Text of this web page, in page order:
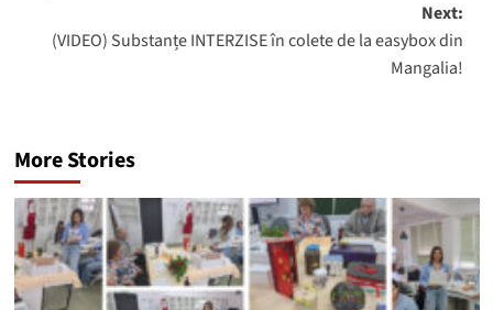
Next:
(VIDEO) Substanțe INTERZISE în colete de la easybox din
Mangalia!
More Stories